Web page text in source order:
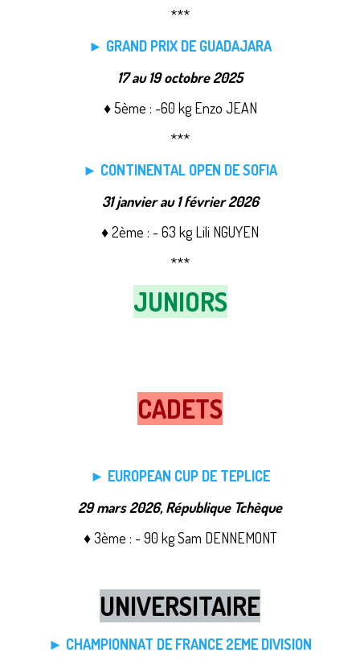
***
► GRAND PRIX DE GUADAJARA
17 au 19 octobre 2025
♦ 5ème : -60 kg Enzo JEAN
***
► CONTINENTAL OPEN DE SOFIA
31 janvier au 1 février 2026
♦ 2ème : - 63 kg Lili NGUYEN
***
JUNIORS
CADETS
► EUROPEAN CUP DE TEPLICE
29 mars 2026, République Tchèque
♦ 3ème : - 90 kg Sam DENNEMONT
UNIVERSITAIRE
► CHAMPIONNAT DE FRANCE 2EME DIVISION